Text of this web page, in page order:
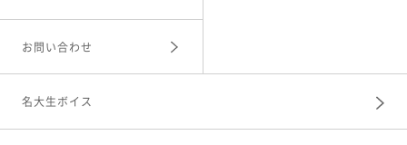
お問い合わせ
名大生ボイス